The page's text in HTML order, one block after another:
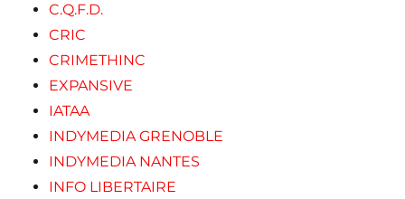
C.Q.F.D.
CRIC
CRIMETHINC
EXPANSIVE
IATAA
INDYMEDIA GRENOBLE
INDYMEDIA NANTES
INFO LIBERTAIRE